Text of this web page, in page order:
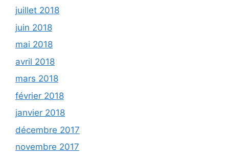
juillet 2018
juin 2018
mai 2018
avril 2018
mars 2018
février 2018
janvier 2018
décembre 2017
novembre 2017